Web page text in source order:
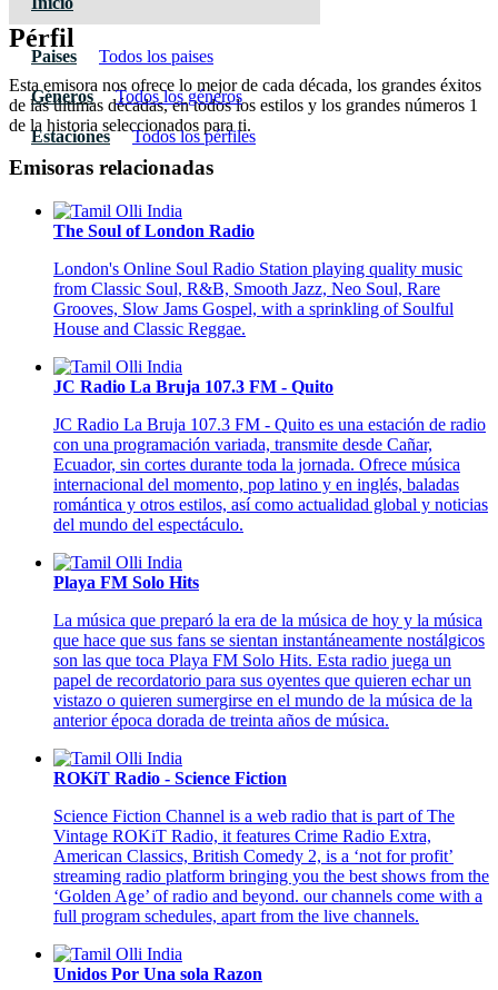
Paises Todos los paises
Géneros Todos los géneros
Estaciones Todos los pérfiles
Pérfil
Esta emisora nos ofrece lo mejor de cada década, los grandes éxitos
de las últimas décadas, en todos los estilos y los grandes números 1
de la historia seleccionados para ti.
Emisoras relacionadas
The Soul of London Radio
London's Online Soul Radio Station playing quality music
from Classic Soul, R&B, Smooth Jazz, Neo Soul, Rare
Grooves, Slow Jams Gospel, with a sprinkling of Soulful
House and Classic Reggae.
JC Radio La Bruja 107.3 FM - Quito
JC Radio La Bruja 107.3 FM - Quito es una estación de radio
con una programación variada, transmite desde Cañar,
Ecuador, sin cortes durante toda la jornada. Ofrece música
internacional del momento, pop latino y en inglés, baladas
romántica y otros estilos, así como actualidad global y noticias
del mundo del espectáculo.
Playa FM Solo Hits
La música que preparó la era de la música de hoy y la música
que hace que sus fans se sientan instantáneamente nostálgicos
son las que toca Playa FM Solo Hits. Esta radio juega un
papel de recordatorio para sus oyentes que quieren echar un
vistazo o quieren sumergirse en el mundo de la música de la
anterior época dorada de treinta años de música.
ROKiT Radio - Science Fiction
Science Fiction Channel is a web radio that is part of The
Vintage ROKiT Radio, it features Crime Radio Extra,
American Classics, British Comedy 2, is a ‘not for profit’
streaming radio platform bringing you the best shows from the
‘Golden Age’ of radio and beyond. our channels come with a
full program schedules, apart from the live channels.
Unidos Por Una sola Razon